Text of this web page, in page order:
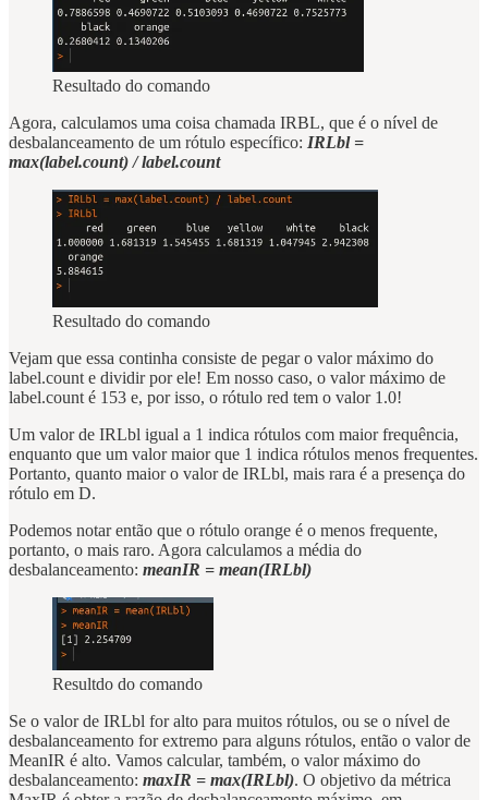
Resultado do comando
Agora, calculamos uma coisa chamada IRBL, que é o nível de
desbalanceamento de um rótulo específico: IRLbl =
max(label.count) / label.count
Resultado do comando
Vejam que essa continha consiste de pegar o valor máximo do
label.count e dividir por ele! Em nosso caso, o valor máximo de
label.count é 153 e, por isso, o rótulo red tem o valor 1.0!
Um valor de IRLbl igual a 1 indica rótulos com maior frequência,
enquanto que um valor maior que 1 indica rótulos menos frequentes.
Portanto, quanto maior o valor de IRLbl, mais rara é a presença do
rótulo em D.
Podemos notar então que o rótulo orange é o menos frequente,
portanto, o mais raro. Agora calculamos a média do
desbalanceamento: meanIR = mean(IRLbl)
Resultdo do comando
Se o valor de IRLbl for alto para muitos rótulos, ou se o nível de
desbalanceamento for extremo para alguns rótulos, então o valor de
MeanIR é alto. Vamos calcular, também, o valor máximo do
desbalanceamento: maxIR = max(IRLbl). O objetivo da métrica